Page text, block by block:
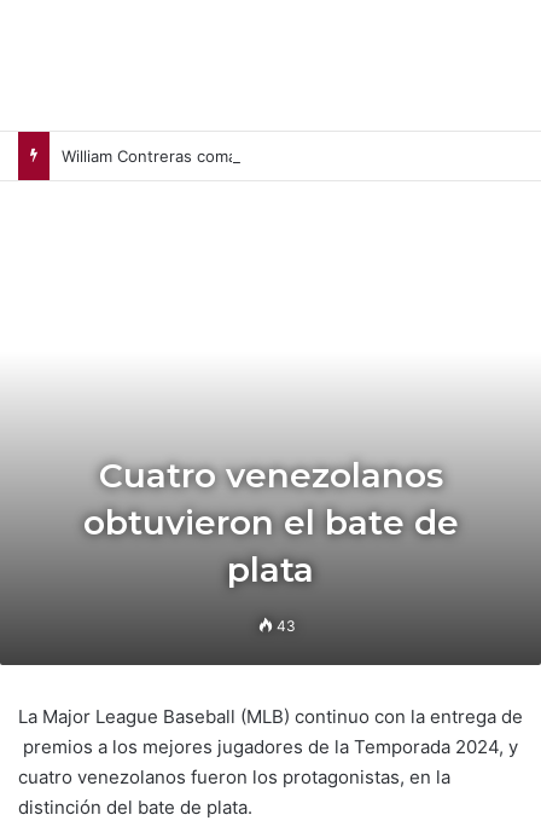
Cuatro venezolanos
obtuvieron el bate de
plata
43
La Major League Baseball (MLB) continuo con la entrega de
premios a los mejores jugadores de la Temporada 2024, y
cuatro venezolanos fueron los protagonistas, en la
distinción del bate de plata.